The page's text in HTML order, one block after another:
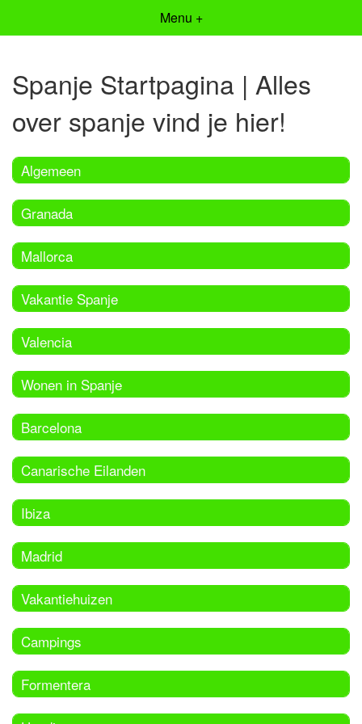
Menu +
Spanje Startpagina | Alles
over spanje vind je hier!
Algemeen
Granada
Mallorca
Vakantie Spanje
Valencia
Wonen in Spanje
Barcelona
Canarische Eilanden
Ibiza
Madrid
Vakantiehuizen
Campings
Formentera